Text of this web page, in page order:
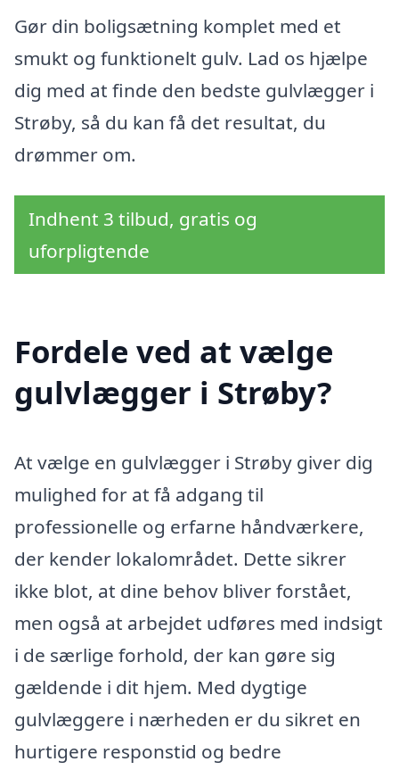
Gør din boligsætning komplet med et
smukt og funktionelt gulv. Lad os hjælpe
dig med at finde den bedste gulvlægger i
Strøby, så du kan få det resultat, du
drømmer om.
Indhent 3 tilbud, gratis og
uforpligtende
Fordele ved at vælge
gulvlægger i Strøby?
At vælge en gulvlægger i Strøby giver dig
mulighed for at få adgang til
professionelle og erfarne håndværkere,
der kender lokalområdet. Dette sikrer
ikke blot, at dine behov bliver forstået,
men også at arbejdet udføres med indsigt
i de særlige forhold, der kan gøre sig
gældende i dit hjem. Med dygtige
gulvlæggere i nærheden er du sikret en
hurtigere responstid og bedre